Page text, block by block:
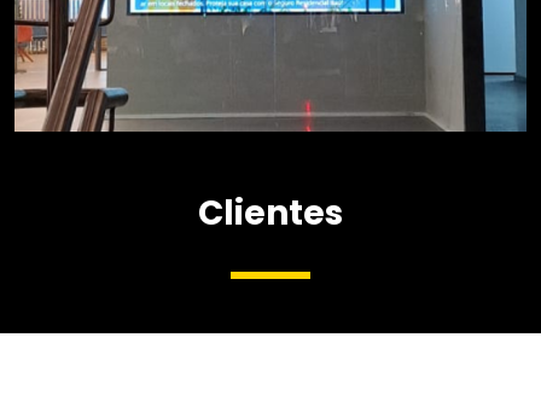
ITAÚ
Clientes